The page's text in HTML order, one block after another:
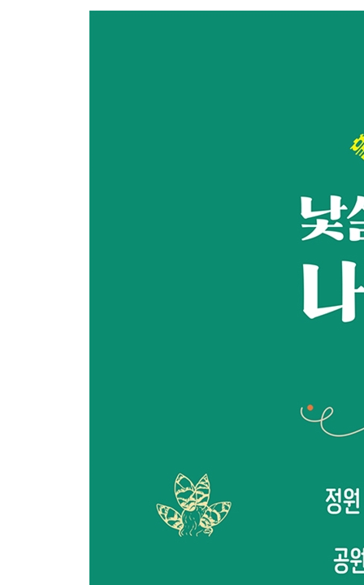
흰전나무
양벚나무 또는 단버찌